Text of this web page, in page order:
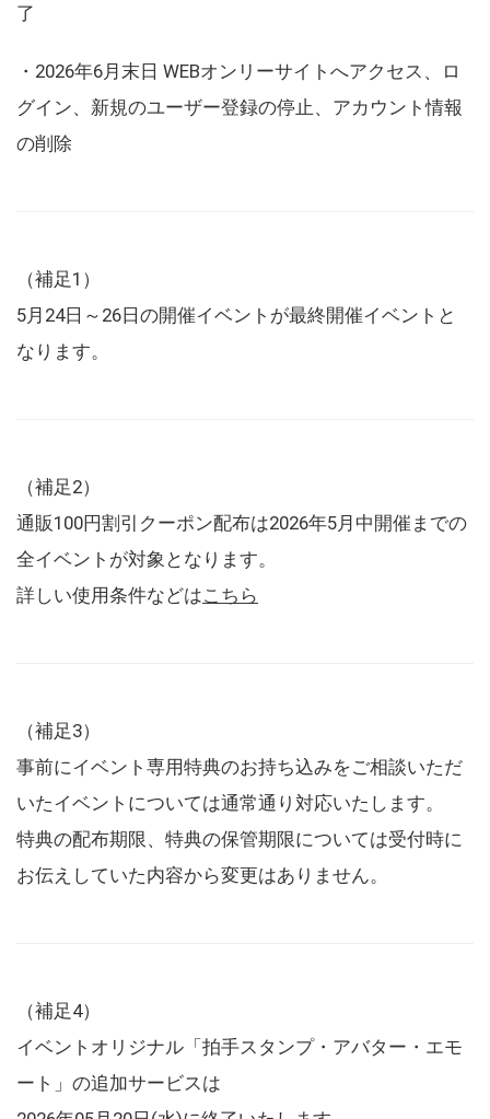
了
・2026年6月末日 WEBオンリーサイトへアクセス、ロ
グイン、新規のユーザー登録の停止、アカウント情報
の削除
（補足1）
5月24日～26日の開催イベントが最終開催イベントと
なります。
（補足2）
通販100円割引クーポン配布は2026年5月中開催までの
全イベントが対象となります。
詳しい使用条件などはこちら
（補足3）
事前にイベント専用特典のお持ち込みをご相談いただ
いたイベントについては通常通り対応いたします。
特典の配布期限、特典の保管期限については受付時に
お伝えしていた内容から変更はありません。
（補足4）
イベントオリジナル「拍手スタンプ・アバター・エモ
ート」の追加サービスは